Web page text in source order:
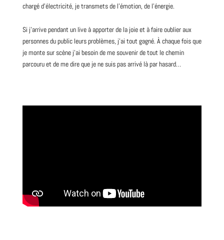
chargé d’électricité, je transmets de l’émotion, de l’énergie.
Si j’arrive pendant un live à apporter de la joie et à faire oublier aux
personnes du public leurs problèmes, j’ai tout gagné. À chaque fois que
je monte sur scène j’ai besoin de me souvenir de tout le chemin
parcouru et de me dire que je ne suis pas arrivé là par hasard…